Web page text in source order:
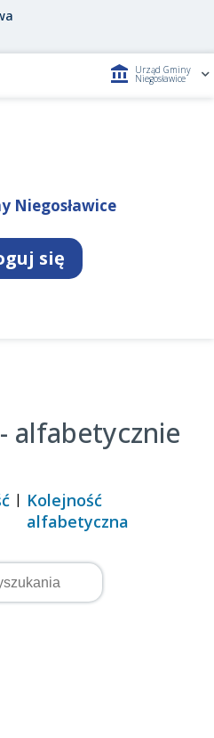
account_balance Urząd Gminy
Niegosławice
Niegosławice
się
alfabetycznie
Kolejność
alfabetyczna